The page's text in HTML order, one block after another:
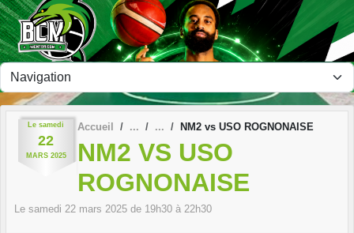
Le samedi
22
MARS 2025
Accueil NM2 vs USO ROGNONAISE
NM2 VS USO
ROGNONAISE
Le samedi 22 mars 2025 de 19h30 à 22h30
Panneau de gestion des cookies